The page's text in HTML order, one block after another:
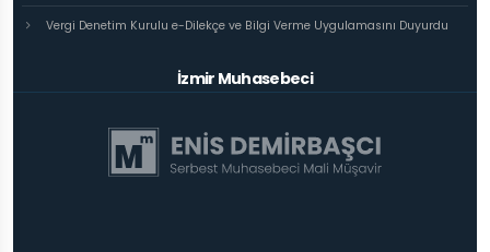
Vergi Denetim Kurulu e-Dilekçe ve Bilgi Verme Uygulamasını Duyurdu
İzmir Muhasebeci